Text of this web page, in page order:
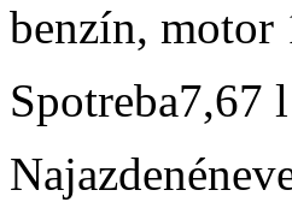
benzín, motor
Spotreba7,67 l
Najazdené